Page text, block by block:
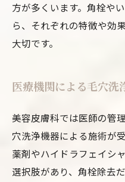
方が多くいます。角栓や
ら、それぞれの特徴や効
大切です。
医療機関による毛穴洗
美容皮膚科では医師の管
穴洗浄機器による施術が
薬剤やハイドラフェイシ
選択肢があり、角栓除去